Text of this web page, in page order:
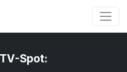
TV-Spot: